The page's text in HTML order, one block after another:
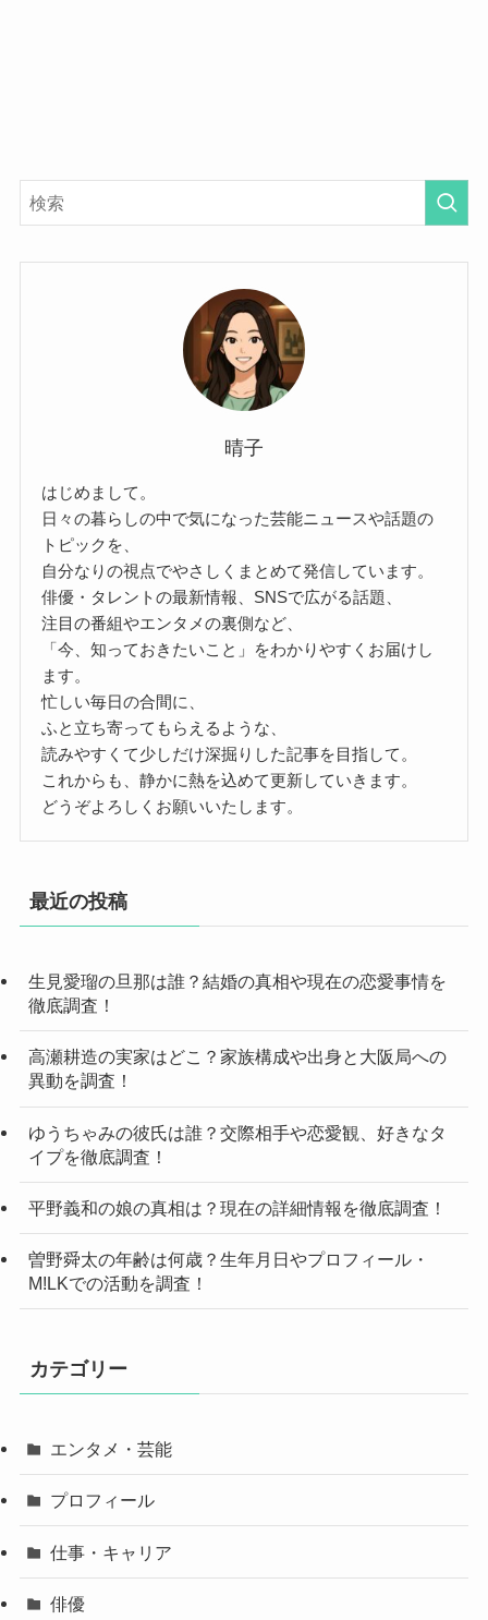
晴子
はじめまして。
日々の暮らしの中で気になった芸能ニュースや話題の
トピックを、
自分なりの視点でやさしくまとめて発信しています。
俳優・タレントの最新情報、SNSで広がる話題、
注目の番組やエンタメの裏側など、
「今、知っておきたいこと」をわかりやすくお届けし
ます。
忙しい毎日の合間に、
ふと立ち寄ってもらえるような、
読みやすくて少しだけ深掘りした記事を目指して。
これからも、静かに熱を込めて更新していきます。
どうぞよろしくお願いいたします。
最近の投稿
生見愛瑠の旦那は誰？結婚の真相や現在の恋愛事情を
徹底調査！
高瀬耕造の実家はどこ？家族構成や出身と大阪局への
異動を調査！
ゆうちゃみの彼氏は誰？交際相手や恋愛観、好きなタ
イプを徹底調査！
平野義和の娘の真相は？現在の詳細情報を徹底調査！
曽野舜太の年齢は何歳？生年月日やプロフィール・
M!LKでの活動を調査！
カテゴリー
エンタメ・芸能
プロフィール
仕事・キャリア
俳優